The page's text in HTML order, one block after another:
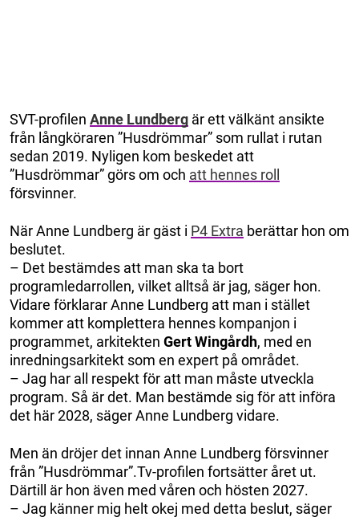
SVT-profilen Anne Lundberg är ett välkänt ansikte
från långköraren ”Husdrömmar” som rullat i rutan
sedan 2019. Nyligen kom beskedet att
”Husdrömmar” görs om och att hennes roll
försvinner.
När Anne Lundberg är gäst i P4 Extra berättar hon om
beslutet.
– Det bestämdes att man ska ta bort
programledarrollen, vilket alltså är jag, säger hon.
Vidare förklarar Anne Lundberg att man i stället
kommer att komplettera hennes kompanjon i
programmet, arkitekten Gert Wingårdh, med en
inredningsarkitekt som en expert på området.
– Jag har all respekt för att man måste utveckla
program. Så är det. Man bestämde sig för att införa
det här 2028, säger Anne Lundberg vidare.
Men än dröjer det innan Anne Lundberg försvinner
från ”Husdrömmar”.Tv-profilen fortsätter året ut.
Därtill är hon även med våren och hösten 2027.
– Jag känner mig helt okej med detta beslut, säger